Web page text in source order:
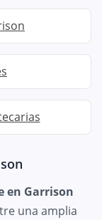
en Garrison
una amplia